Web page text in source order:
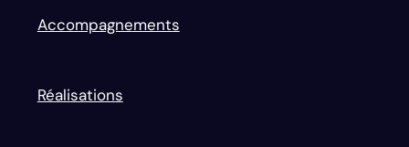
Accompagnements
Réalisations